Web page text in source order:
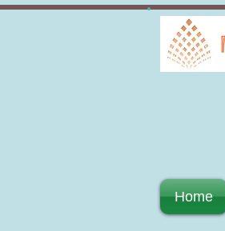
Home